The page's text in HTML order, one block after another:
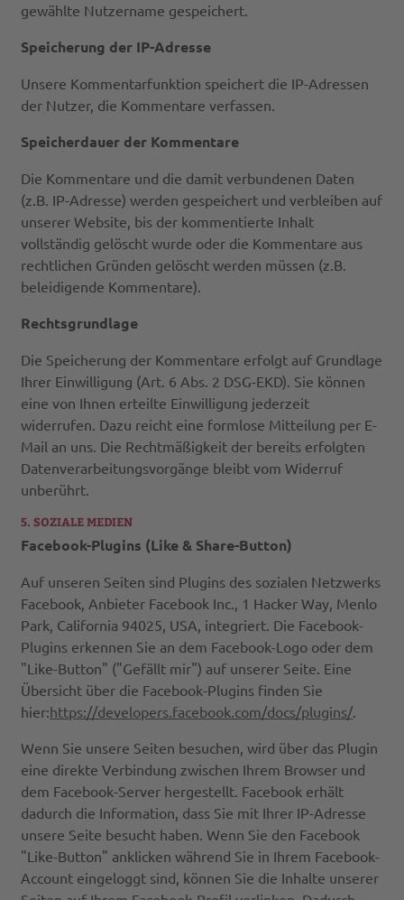
gewählte Nutzername gespeichert.
Speicherung der IP-Adresse
Unsere Kommentarfunktion speichert die IP-Adressen
der Nutzer, die Kommentare verfassen.
Speicherdauer der Kommentare
Die Kommentare und die damit verbundenen Daten
(z.B. IP-Adresse) werden gespeichert und verbleiben auf
unserer Website, bis der kommentierte Inhalt
vollständig gelöscht wurde oder die Kommentare aus
rechtlichen Gründen gelöscht werden müssen (z.B.
beleidigende Kommentare).
Rechtsgrundlage
Die Speicherung der Kommentare erfolgt auf Grundlage
Ihrer Einwilligung (Art. 6 Abs. 2 DSG-EKD). Sie können
eine von Ihnen erteilte Einwilligung jederzeit
widerrufen. Dazu reicht eine formlose Mitteilung per E-
Mail an uns. Die Rechtmäßigkeit der bereits erfolgten
Datenverarbeitungsvorgänge bleibt vom Widerruf
unberührt.
5. SOZIALE MEDIEN
Facebook-Plugins (Like & Share-Button)
Auf unseren Seiten sind Plugins des sozialen Netzwerks
Facebook, Anbieter Facebook Inc., 1 Hacker Way, Menlo
Park, California 94025, USA, integriert. Die Facebook-
Plugins erkennen Sie an dem Facebook-Logo oder dem
"Like-Button" ("Gefällt mir") auf unserer Seite. Eine
Übersicht über die Facebook-Plugins finden Sie
hier:https://developers.facebook.com/docs/plugins/.
Wenn Sie unsere Seiten besuchen, wird über das Plugin
eine direkte Verbindung zwischen Ihrem Browser und
dem Facebook-Server hergestellt. Facebook erhält
dadurch die Information, dass Sie mit Ihrer IP-Adresse
unsere Seite besucht haben. Wenn Sie den Facebook
"Like-Button" anklicken während Sie in Ihrem Facebook-
Account eingeloggt sind, können Sie die Inhalte unserer